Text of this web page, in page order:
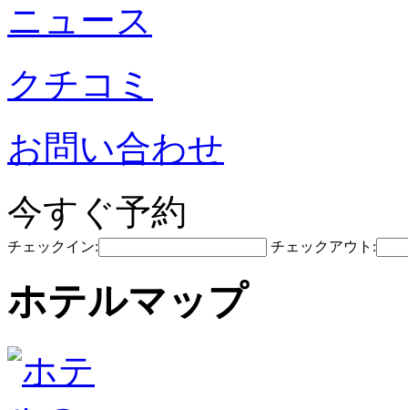
ニュース
クチコミ
お問い合わせ
今すぐ予約
チェックイン: チェックアウト:
ホテルマップ